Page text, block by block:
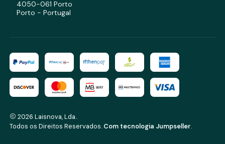
4050-061 Porto
Porto - Portugal
2026 Laisnova, Lda..
Todos os Direitos Reservados. Com tecnologia Jumpseller.